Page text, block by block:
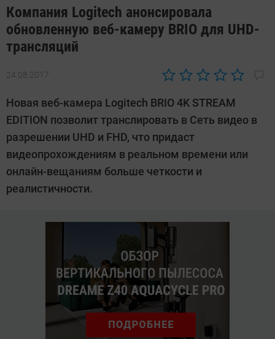
Компания Logitech анонсировала
обновленную веб-камеру BRIO для UHD-
трансляций
24.08.2017
Автор:
Suslov
Новая веб-камера Logitech BRIO 4K STREAM
EDITION позволит транслировать в Сеть видео в
разрешении UHD и FHD, что придаст
видеопрохождениям в реальном времени или
онлайн-вещаниям больше четкости и
реалистичности.